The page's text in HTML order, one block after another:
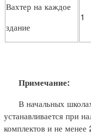
Вахтер на каждое
здание
1
Примечание:
В начальных
устанавливается при
комплектов и не